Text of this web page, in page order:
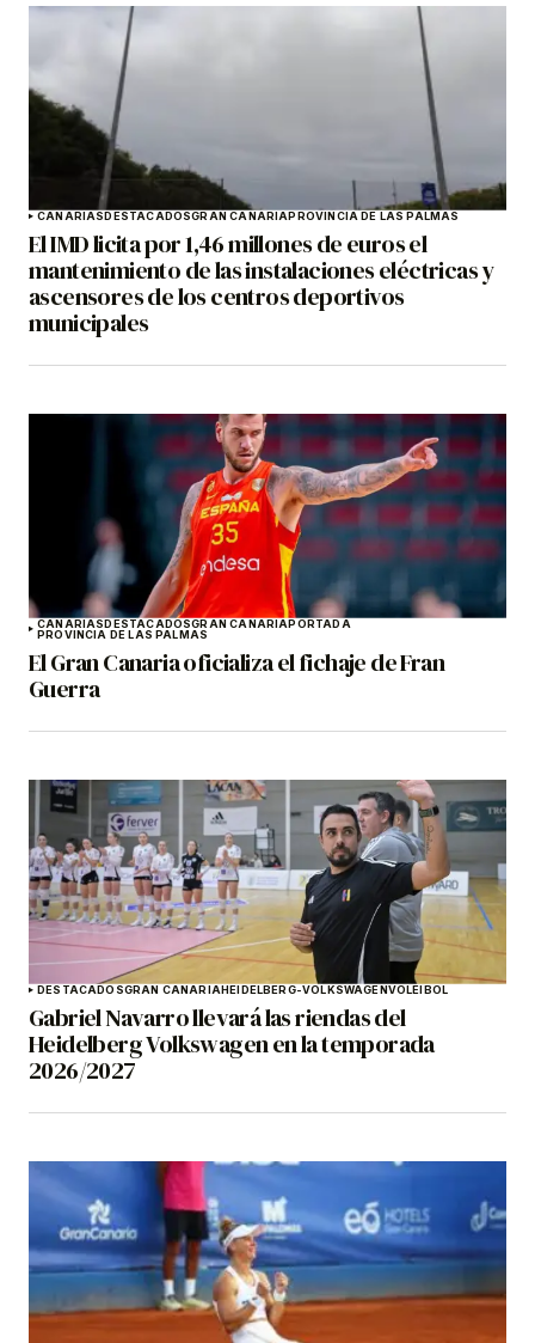
CANARIASDESTACADOSGRAN CANARIAPROVINCIA DE LAS PALMAS
El IMD licita por 1,46 millones de euros el
mantenimiento de las instalaciones eléctricas y
ascensores de los centros deportivos
municipales
CANARIASDESTACADOSGRAN CANARIAPORTADA
PROVINCIA DE LAS PALMAS
El Gran Canaria oficializa el fichaje de Fran
Guerra
DESTACADOSGRAN CANARIAHEIDELBERG-VOLKSWAGENVOLEIBOL
Gabriel Navarro llevará las riendas del
Heidelberg Volkswagen en la temporada
2026/2027